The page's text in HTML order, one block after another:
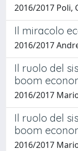
2016/2017 Poli,
Il miracolo
2016/2017
Il ruolo del
boom
2016/2017
Il ruolo del
boom
2016/2017